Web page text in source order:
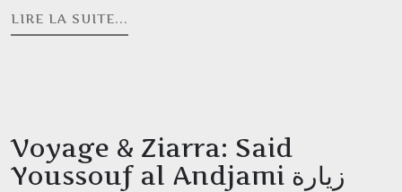
LIRE LA SUITE...
Voyage & Ziarra: Said
Youssouf al Andjami زيارة